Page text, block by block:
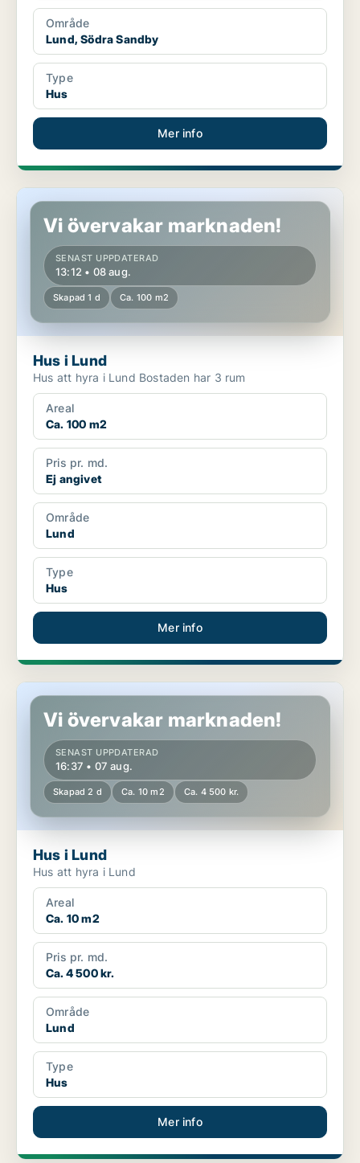
Område
Lund, Södra Sandby
Type
Hus
Mer info
Hus i Lund
Vi övervakar marknaden!
SENAST UPPDATERAD
13:12 • 08 aug.
Skapad 1 d Ca. 100 m2
Hus i Lund
Hus att hyra i Lund Bostaden har 3 rum
Areal
Ca. 100 m2
Pris pr. md.
Ej angivet
Område
Lund
Type
Hus
Mer info
Hus i Lund
Vi övervakar marknaden!
SENAST UPPDATERAD
16:37 • 07 aug.
Skapad 2 d Ca. 10 m2 Ca. 4 500 kr.
Hus i Lund
Hus att hyra i Lund
Areal
Ca. 10 m2
Pris pr. md.
Ca. 4 500 kr.
Område
Lund
Type
Hus
Mer info